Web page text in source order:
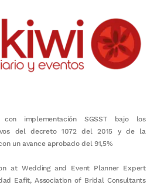
implementación SGSST bajo los
del decreto 1072 del 2015 y de la
un avance aprobado del 91,5%
at Wedding and Event Planner Expert
Eafit, Association of Bridal Consultants